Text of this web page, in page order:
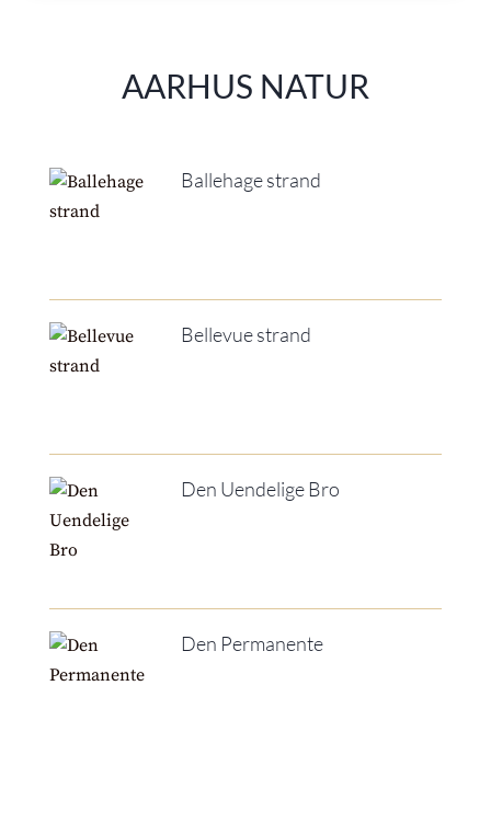
AARHUS NATUR
Ballehage strand
Bellevue strand
Den Uendelige Bro
Den Permanente